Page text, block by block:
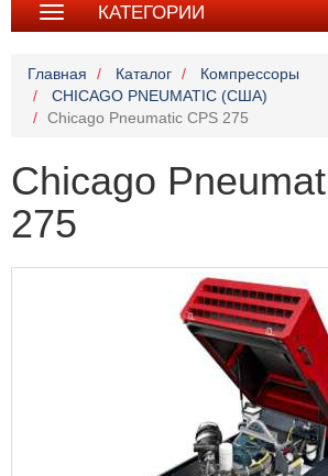
КАТЕГОРИИ
Главная Каталог
Компрессоры
CHICAGO PNEUMATIC (США)
Chicago Pneumatic CPS 275
Chicago
275